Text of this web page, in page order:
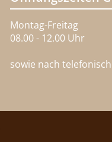
Montag-Freitag
08.00 - 12.00 Uhr
sowie nach